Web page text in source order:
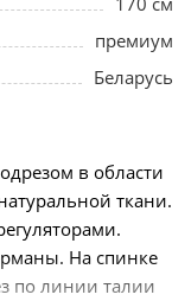
премиум
Беларусь
в области
ткани.
На спинке
по линии талии